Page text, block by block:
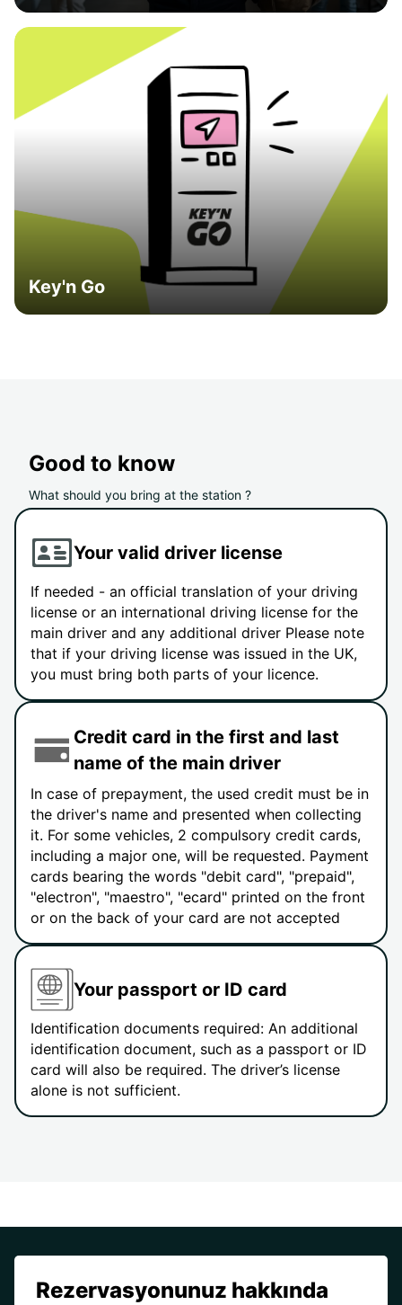
Key'n Go
Good to know
What should you bring at the station ?
Your valid driver license
If needed - an official translation of your driving
license or an international driving license for the
main driver and any additional driver Please note
that if your driving license was issued in the UK,
you must bring both parts of your licence.
Credit card in the first and last
name of the main driver
In case of prepayment, the used credit must be in
the driver's name and presented when collecting
it. For some vehicles, 2 compulsory credit cards,
including a major one, will be requested. Payment
cards bearing the words "debit card", "prepaid",
"electron", "maestro", "ecard" printed on the front
or on the back of your card are not accepted
Your passport or ID card
Identification documents required: An additional
identification document, such as a passport or ID
card will also be required. The driver’s license
alone is not sufficient.
Rezervasyonunuz hakkında